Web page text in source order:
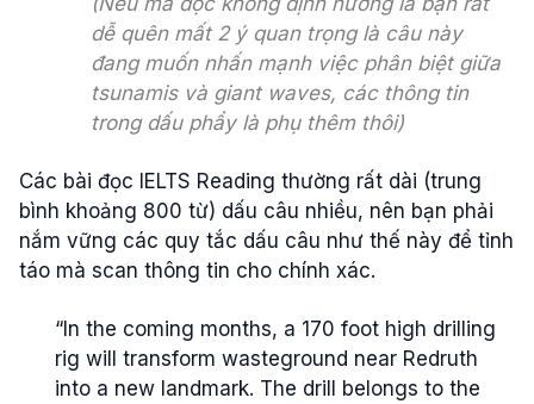
dễ quên mất 2 ý quan trọng là câu này
đang muốn nhấn mạnh việc phân biệt giữa
tsunamis và giant waves, các thông tin
trong dấu phẩy là phụ thêm thôi)
Các bài đọc IELTS Reading thường rất dài (trung
bình khoảng 800 từ) dấu câu nhiều, nên bạn phải
nắm vững các quy tắc dấu câu như thế này để tỉnh
táo mà scan thông tin cho chính xác.
“In the coming months, a 170 foot high drilling
rig will transform wasteground near Redruth
into a new landmark. The drill belongs to the